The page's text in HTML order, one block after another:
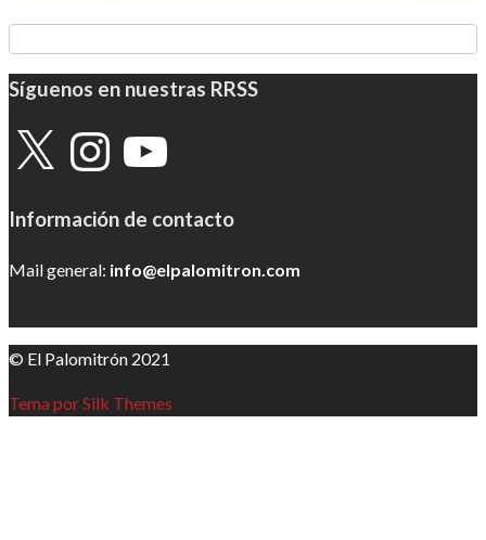
Síguenos en nuestras RRSS
X InstagramYouTube
Información de contacto
Mail general: info@elpalomitron.com
© El Palomitrón 2021
Tema por Silk Themes